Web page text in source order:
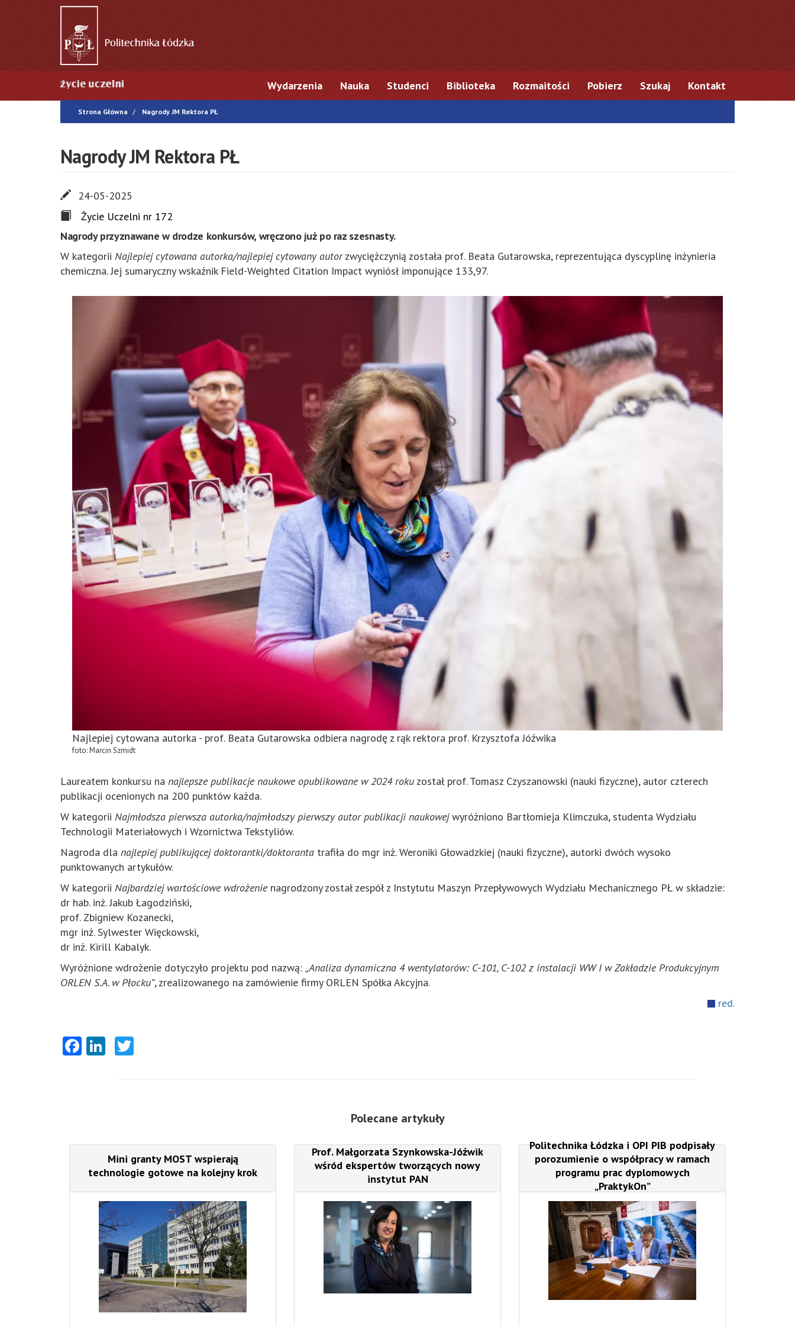
Główna
nawigacja
Wydarzenia Nauka Studenci Biblioteka Rozmaitości Pobierz Szukaj Kontakt
Strona Główna Nagrody JM Rektora PŁ
Nagrody JM Rektora PŁ
24-05-2025
Życie Uczelni nr 172
Nagrody przyznawane w drodze konkursów, wręczono już po raz szesnasty.
W kategorii Najlepiej cytowana autorka/najlepiej cytowany autorzwyciężczynią została prof. Beata Gutarowska, reprezentująca dyscyplinę inżynieria
chemiczna. Jej sumaryczny wskaźnik Field-Weighted Citation Impact wyniósł imponujące 133,97.
Najlepiej cytowana autorka - prof. Beata Gutarowska odbiera nagrodę z rąk rektora prof. Krzysztofa Jóźwika
foto: Marcin Szmidt
Laureatem konkursu na najlepsze publikacje naukowe opublikowane w 2024 roku został prof. Tomasz Czyszanowski (nauki fizyczne), autor czterech
publikacji ocenionych na 200 punktów każda.
W kategorii Najmłodsza pierwsza autorka/najmłodszy pierwszy autor publikacji naukowejwyróżniono Bartłomieja Klimczuka, studenta Wydziału
Technologii Materiałowych i Wzornictwa Tekstyliów.
Nagroda dla najlepiej publikującej doktorantki/doktoranta trafiła do mgr inż. Weroniki Głowadzkiej (nauki fizyczne), autorki dwóch wysoko
punktowanych artykułów.
W kategorii Najbardziej wartościowe wdrożenie nagrodzony został zespół z Instytutu Maszyn Przepływowych Wydziału Mechanicznego PŁ w składzie:
dr hab. inż. Jakub Łagodziński,
prof. Zbigniew Kozanecki,
mgr inż. Sylwester Więckowski,
dr inż. Kirill Kabalyk.
Wyróżnione wdrożenie dotyczyło projektu pod nazwą: „Analiza dynamiczna 4 wentylatorów: C-101, C-102 z instalacji WW I w Zakładzie Produkcyjnym
ORLEN S.A. w Płocku”, zrealizowanego na zamówienie firmy ORLEN Spółka Akcyjna.
red.
Facebook
LinkedIn
Polecane artykuły
Mini granty MOST wspierają
technologie gotowe na kolejny krok
Prof. Małgorzata Szynkowska-Jóźwik
wśród ekspertów tworzących nowy
instytut PAN
Politechnika Łódzka i OPI PIB podpisały
porozumienie o współpracy w ramach
programu prac dyplomowych
„PraktykOn”